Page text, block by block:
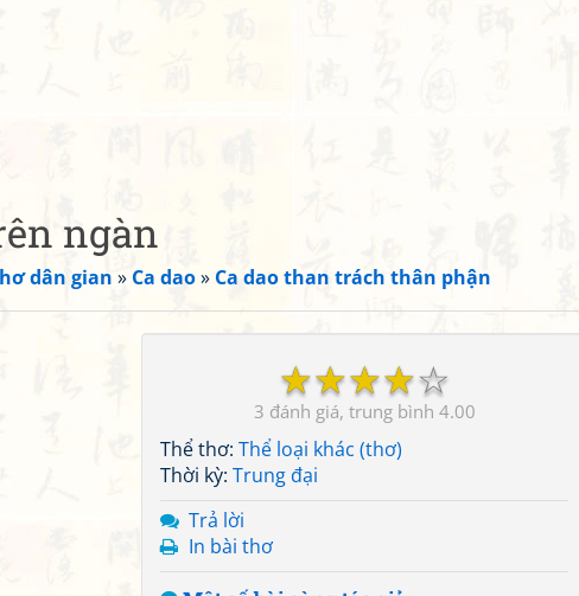
ngàn
dân gian » Ca dao» Ca dao than trách thân phận
☆
☆
☆
☆
☆
3 4.00
Thể thơ: Thể loại khác (thơ)
Thời kỳ: Trung đại
Trả lời
In bài thơ